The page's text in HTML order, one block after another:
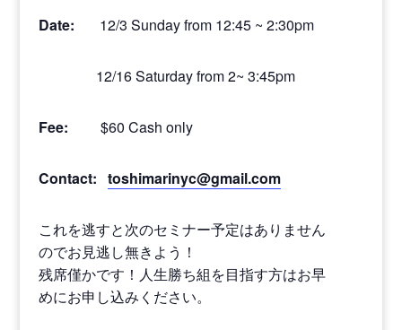
Date: 12/3 Sunday from 12:45 ~ 2:30pm
12/16 Saturday from 2~ 3:45pm
Fee: $60 Cash only
Contact: toshimarinyc@gmail.com
これを逃すと次のセミナー予定はありません
のでお見逃し無きよう！
残席僅かです！人生勝ち組を目指す方はお早
めにお申し込みください。